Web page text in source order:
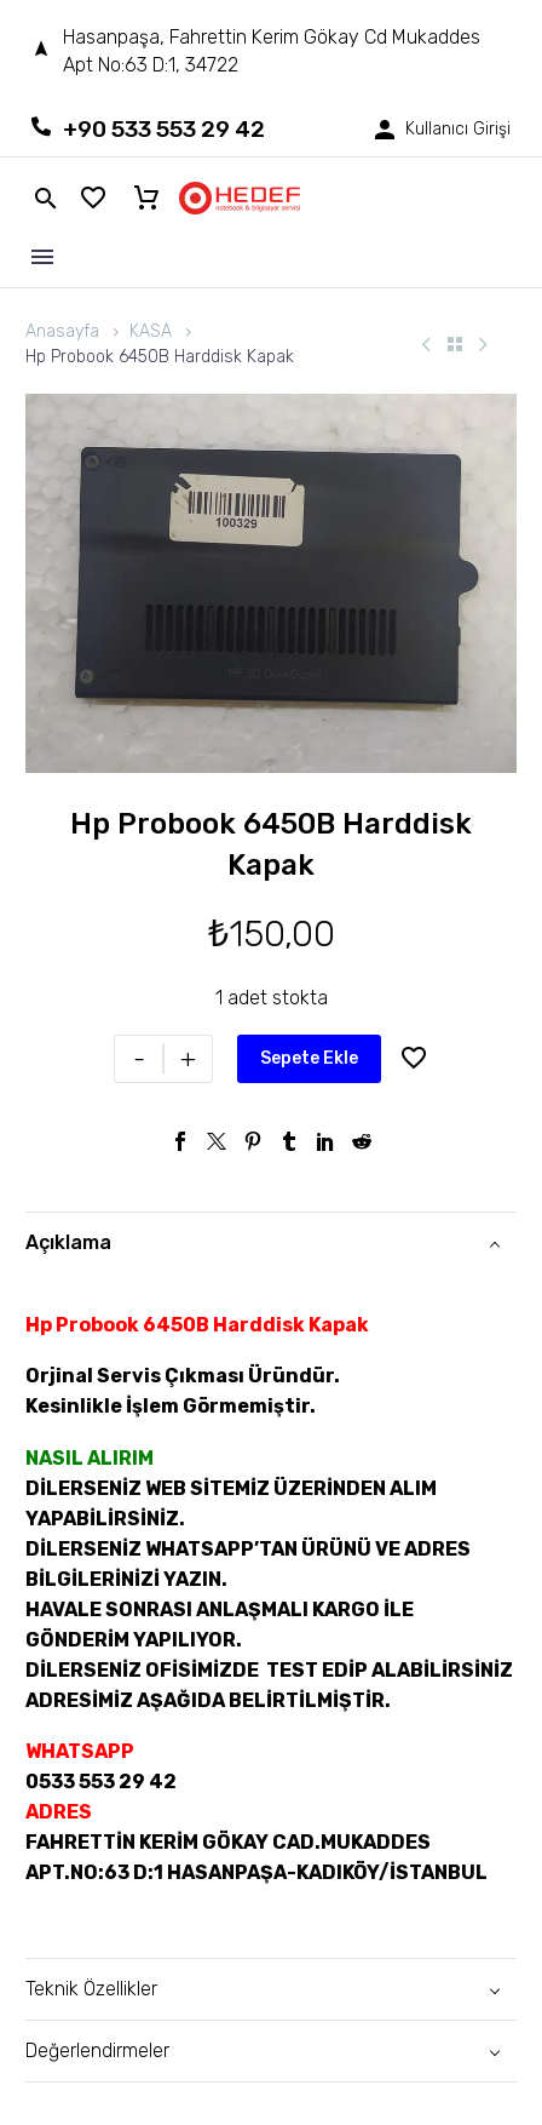
Hasanpaşa, Fahrettin Kerim Gökay Cd Mukaddes
Apt No:63 D:1, 34722
+90 533 553 29 42 Kullanıcı Girişi
Anasayfa
KASA
Hp Probook 6450B Harddisk Kapak
Hp Probook 6450B Harddisk
Kapak
₺150,00
1 adet stokta
- + Sepete Ekle
Açıklama
Hp Probook 6450B Harddisk Kapak
Orjinal Servis Çıkması Üründür.
Kesinlikle İşlem Görmemiştir.
NASIL ALIRIM
DİLERSENİZ WEB SİTEMİZ ÜZERİNDEN ALIM
YAPABİLİRSİNİZ.
DİLERSENİZ WHATSAPP’TAN ÜRÜNÜ VE ADRES
BİLGİLERİNİZİ YAZIN.
HAVALE SONRASI ANLAŞMALI KARGO İLE
GÖNDERİM YAPILIYOR.
DİLERSENİZ OFİSİMİZDE TEST EDİP ALABİLİRSİNİZ
ADRESİMİZ AŞAĞIDA BELİRTİLMİŞTİR.
WHATSAPP
0533 553 29 42
ADRES
FAHRETTİN KERİM GÖKAY CAD.MUKADDES
APT.NO:63 D:1 HASANPAŞA-KADIKÖY/İSTANBUL
Teknik Özellikler
Değerlendirmeler